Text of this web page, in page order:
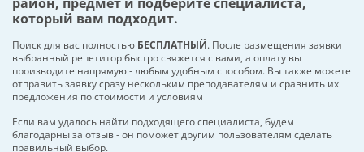
который вам подходит.
Поиск для вас полностью БЕСПЛАТНЫЙ. После размещения заявки
выбранный репетитор быстро свяжется с вами, а оплату вы
производите напрямую - любым удобным способом. Вы также можете
отправить заявку сразу нескольким преподавателям и сравнить их
предложения по стоимости и условиям
Если вам удалось найти подходящего специалиста, будем
благодарны за отзыв - он поможет другим пользователям сделать
правильный выбор.